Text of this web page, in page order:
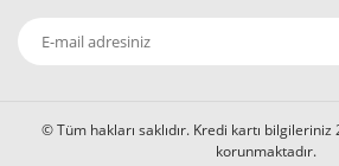
© Tüm hakları saklıdır. Kredi kartı bilgileriniz
korunmaktadır.